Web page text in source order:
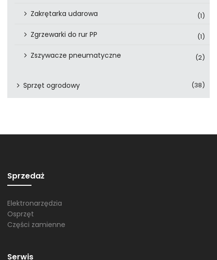
Zakrętarka udarowa (1)
Zgrzewarki do rur PP (1)
Zszywacze pneumatyczne (2)
Sprzęt ogrodowy (38)
Sprzedaż
Elektronarzędzia
Osprzęt
Części zamienne
Serwis